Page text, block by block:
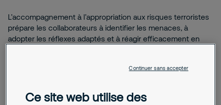
L’accompagnement à l’appropriation aux risques terroristes
prépare les collaborateurs à identifier les menaces, à
adopter les réflexes adaptés et à réagir efficacement en
En savoir plus
Ce site web utilise des
Continuer sans accepter